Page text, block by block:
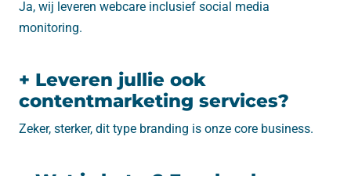
Ja, wij leveren webcare inclusief social media
monitoring.
+ Leveren jullie ook
contentmarketing services?
Zeker, sterker, dit type branding is onze core business.